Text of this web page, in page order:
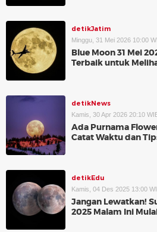
detikJatim
Minggu, 31 Mei 2026 10:00
Blue Moon 31 Mei
Terbaik untuk
detikNews
Kamis, 30 Apr 2026 20:10
Ada Purnama
Catat Waktu dan
detikEdu
Kamis, 04 Des 2025 13:00
Jangan Lewatkan!
2025 Malam Ini